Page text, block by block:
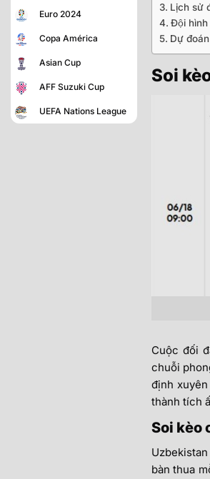
Euro 2024
Copa América
Asian Cup
AFF Suzuki Cup
UEFA Nations League
Lịch sử
Đội hình
Dự
Soi
Cuộc đối
chuỗi
định
thành tích
Soi kèo
bàn thua